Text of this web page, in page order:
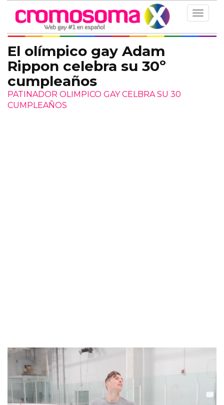
Toggle
El olímpico gay Adam
Rippon celebra su 30º
cumpleaños
PATINADOR OLIMPICO GAY CELBRA SU 30
CUMPLEAÑOS